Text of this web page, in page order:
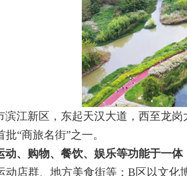
滨江新区，东起天汉大道，西至龙岗
批“商旅名街”之一。
动、购物、餐饮、娱乐等功能于一体
店群、地方美食街等； B 区以文化